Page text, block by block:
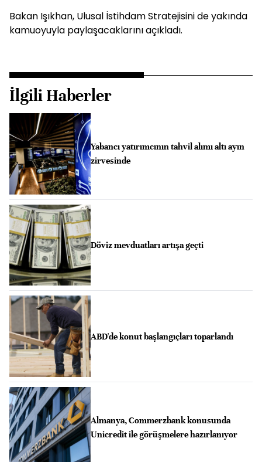
Bakan Işıkhan, Ulusal İstihdam Stratejisini de yakında
kamuoyuyla paylaşacaklarını açıkladı.
İlgili Haberler
Yabancı yatırımcının tahvil alımı altı ayın
zirvesinde
Döviz mevduatları artışa geçti
ABD'de konut başlangıçları toparlandı
Almanya, Commerzbank konusunda
Unicredit ile görüşmelere hazırlanıyor